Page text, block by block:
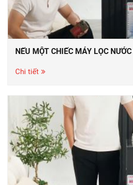
NẾU MỘT CHIẾC MÁY LỌC
Chi tiết